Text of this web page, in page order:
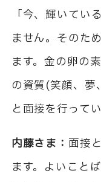
「今、輝いてい
ません。そのた
ます。金の卵の
の資質(笑顔、夢
と面接を行って
内藤さま： 面接
ます。よいこと